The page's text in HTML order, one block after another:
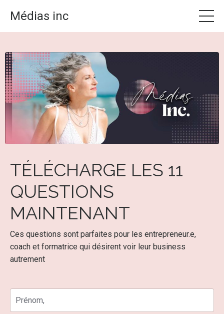
Médias inc
TÉLÉCHARGE LES 11
QUESTIONS
MAINTENANT
Ces questions sont parfaites pour les entrepreneur.e,
coach et formatrice qui désirent voir leur business
autrement